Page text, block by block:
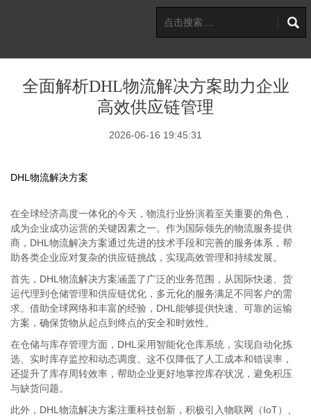
全面解析DHL物流解决方案助力企业
高效供应链管理
2026-06-16 19:45:31
DHL物流解决方案
在全球经济高度一体化的今天，物流行业扮演着至关重要的角色，
成为企业成功运营的关键因素之一。作为国际领先的物流服务提供
商，DHL物流解决方案通过先进的技术手段和完善的服务体系，帮
助各类企业应对复杂的供应链挑战，实现高效管理和持续发展。
首先，DHL物流解决方案涵盖了广泛的业务范围，从国际快递、货
运代理到仓储管理和供应链优化，多元化的服务满足不同客户的需
求。借助全球网络和丰富的经验，DHL能够提供快速、可靠的运输
方案，确保货物从起点到终点的安全和时效性。
在仓储与库存管理方面，DHL采用智能化仓库系统，实现自动化拣
选、实时库存监控和动态调度。这不仅降低了人工成本和错误率，
还提升了库存周转效率，帮助企业更好地掌控库存状况，避免积压
与缺货问题。
此外，DHL物流解决方案注重科技创新，积极引入物联网（IoT）、